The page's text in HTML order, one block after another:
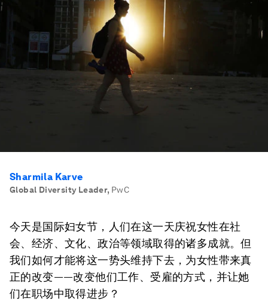
Sharmila Karve
Global Diversity Leader, PwC
今天是国际妇女节，人们在这一天庆祝女性在社
会、经济、文化、政治等领域取得的诸多成就。但
我们如何才能将这一势头维持下去，为女性带来真
正的改变——改变他们工作、受雇的方式，并让她
们在职场中取得进步？